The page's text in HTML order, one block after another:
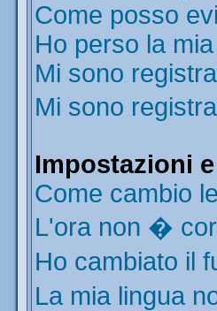
Come posso
Ho perso la
Mi sono
Mi sono
Impostazioni
Come cambio
L'ora non �
Ho cambiato il
La mia lingua